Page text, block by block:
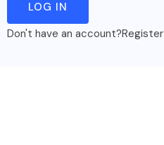
Don't have an account?Register